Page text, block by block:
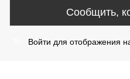
Сообщить,
Войти для отображения